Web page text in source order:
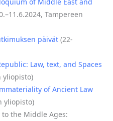
Tampereen
päivät(22-
Law, text, and Spaces
yliopisto)
of Ancient Law
yliopisto)
the Middle Ages: